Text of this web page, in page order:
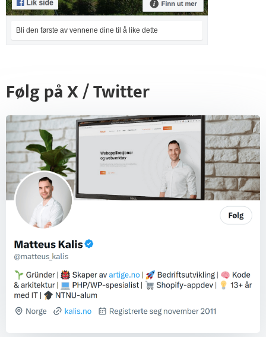
Bli den første av vennene dine til å like dette
Følg på X / Twitter